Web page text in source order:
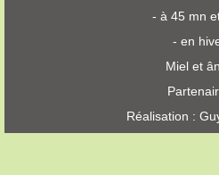
- à 45 mn
- en
Miel et
Réalisation :